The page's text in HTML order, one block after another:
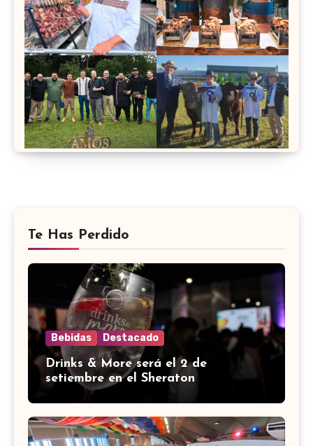
Te Has Perdido
Bebidas Destacado
Drinks & More será el 2 de
setiembre en el Sheraton